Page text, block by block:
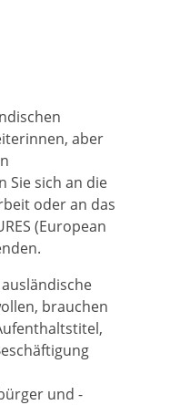
aber
Sie sich an die
oder an das
(European
brauchen
und -